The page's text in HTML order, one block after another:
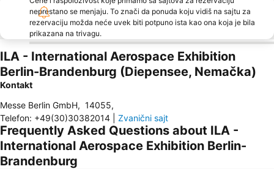
neprestano se menjaju. To znači da ponuda koju vidiš na sajtu za
rezervaciju možda neće uvek biti potpuno ista kao ona koja je bila
prikazana na trivagu.
ILA - International Aerospace Exhibition
Berlin-Brandenburg (Diepensee, Nemačka)
Kontakt
Messe Berlin GmbH, 14055,
Telefon: +49(30)30382014 Zvanični sajt
Frequently Asked Questions about ILA -
International Aerospace Exhibition Berlin-
Brandenburg